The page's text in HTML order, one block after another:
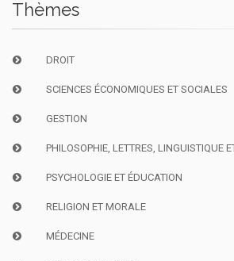
Thèmes
DROIT
SCIENCES ÉCONOMIQUES ET SOCIALES
GESTION
PHILOSOPHIE, LETTRES, LINGUISTIQUE
PSYCHOLOGIE ET ÉDUCATION
RELIGION ET MORALE
MÉDECINE